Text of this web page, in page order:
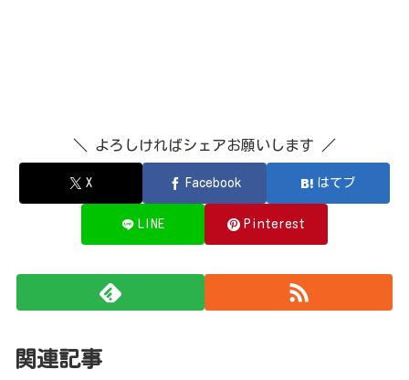
＼ よろしければシェアお願いします ／
X Facebook はてブ
LINE Pinterest
関連記事